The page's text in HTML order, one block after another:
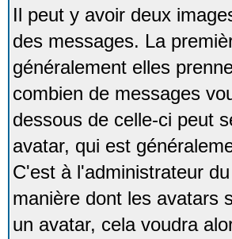
Il peut y avoir deux
des messages. La
généralement elles
combien de messages
dessous de celle-ci peut
avatar, qui est
C'est à l'administrateur
manière dont les avatars
un avatar, cela voudra